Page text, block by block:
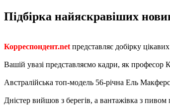
Підбірка найяскравіших
Корреспондент.net представляє добірку
Вашій увазі представляємо кадри, як професор
Австралійська топ-модель 56-річна Ель
Дністер вийшов з берегів, а вантажівка з пивом